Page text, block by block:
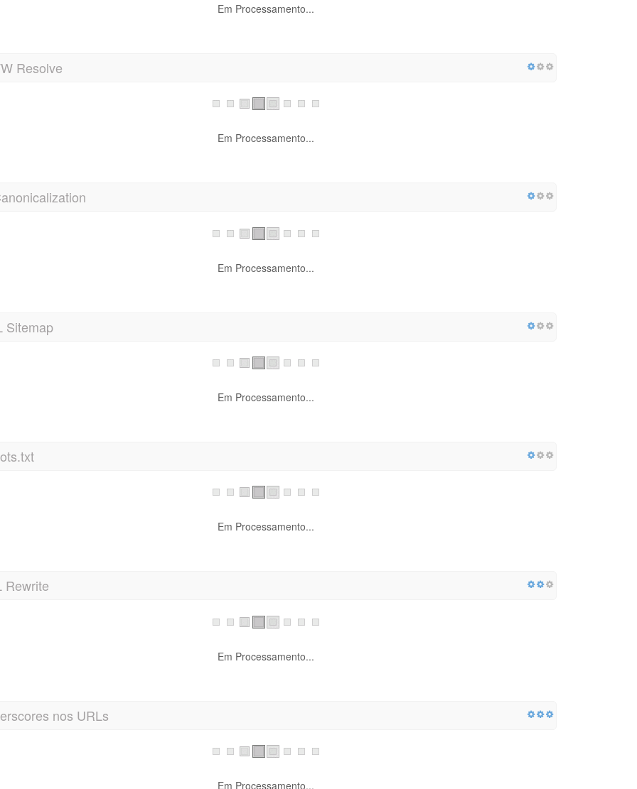
Em Processamento...
Resolve
Em Processamento...
Em Processamento...
Sitemap
Em Processamento...
Em Processamento...
Rewrite
Em Processamento...
nos URLs
Em Processamento...